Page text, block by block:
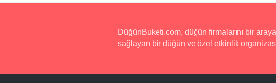
DüğünBuketi.com, düğün firmalarını bir
sağlayan bir düğün ve özel etkinlik